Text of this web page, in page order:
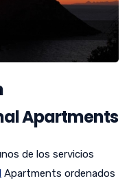
Apartments
de los servicios
Apartments ordenados